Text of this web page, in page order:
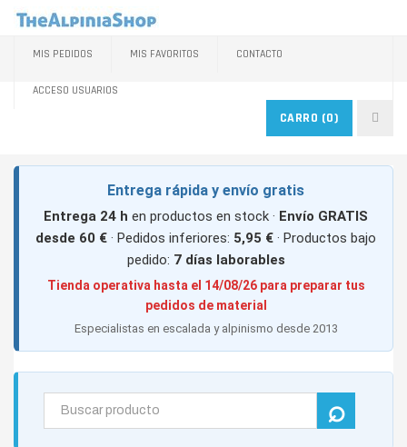
MIS PEDIDOS MIS FAVORITOS CONTACTO
ACCESO USUARIOS
CARRO (0)
Entrega rápida y envío gratis
Entrega 24 h en productos en stock · Envío GRATIS
desde 60 € · Pedidos inferiores: 5,95 € · Productos bajo
pedido: 7 días laborables
Tienda operativa hasta el 14/08/26 para preparar tus
pedidos de material
Especialistas en escalada y alpinismo desde 2013